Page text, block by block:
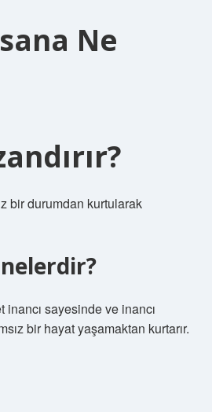
Ne
bir durumdan kurtularak
sayesinde ve inancı
bir hayat yaşamaktan kurtarır.